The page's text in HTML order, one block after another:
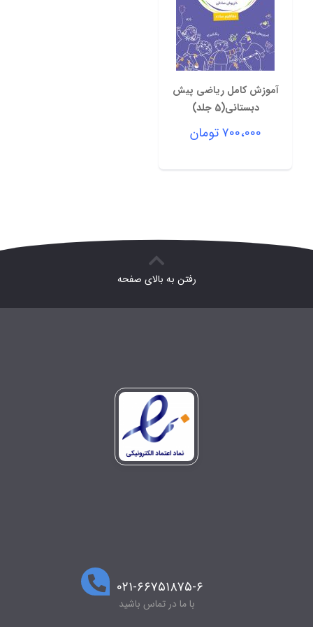
آموزش کامل ریاضی پیش
دبستانی(5 جلد)
۷۰۰،۰۰۰تومان
رفتن به بالای صفحه
۰۲۱-۶۶۷۵۱۸۷۵-۶
با ما در تماس باشید